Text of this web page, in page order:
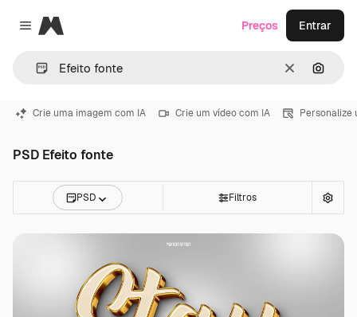
Close menu
Magnific
Limpar
Preços Entrar
Crie uma imagem com IA Crie um vídeo com IA Personalize
PSD Efeito fonte
PSD Filtros